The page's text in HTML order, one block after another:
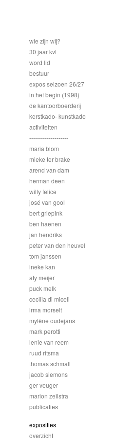
wie zijn wij?
30 jaar kvl
word lid
bestuur
expos seizoen 26/27
in het begin (1998)
de kantoorboerderij
kerstkado- kunstkado
activiteiten
--------------------
maria blom
mieke ter brake
arend van dam
herman deen
willy felice
josé van gool
bert griepink
ben haenen
jan hendriks
peter van den heuvel
tom janssen
ineke kan
aty meijer
puck melk
cecilia di miceli
irma morselt
mylène oudejans
mark perotti
lenie van reem
ruud ritsma
thomas schmall
jacob siemons
ger veuger
marion zeilstra
publicaties
exposities
overzicht